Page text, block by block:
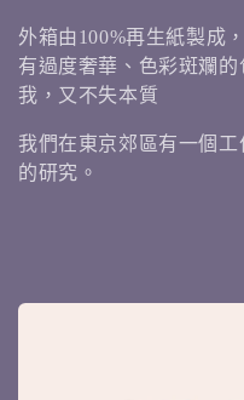
外箱由100%再生紙製成
有過度奢華、色彩斑斕
我，又不失本質
我們在東京郊區有一個
的研究。